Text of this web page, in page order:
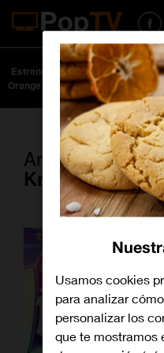
Estrenos
Orange TV
Series y
películas
Artículos con la
Knight Squad
Usamos cookies
para analizar
personalizar los
que te mostramos